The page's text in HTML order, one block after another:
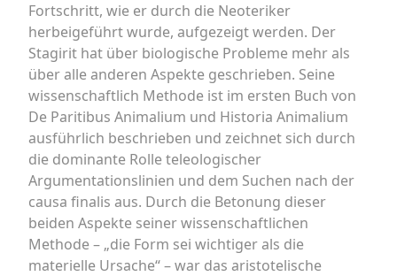
Fortschritt, wie er durch die Neoteriker
herbeigeführt wurde, aufgezeigt werden. Der
Stagirit hat über biologische Probleme mehr als
über alle anderen Aspekte geschrieben. Seine
wissenschaftlich Methode ist im ersten Buch von
De Paritibus Animalium und Historia Animalium
ausführlich beschrieben und zeichnet sich durch
die dominante Rolle teleologischer
Argumentationslinien und dem Suchen nach der
causa finalis aus. Durch die Betonung dieser
beiden Aspekte seiner wissenschaftlichen
Methode – „die Form sei wichtiger als die
materielle Ursache“ – war das aristotelische